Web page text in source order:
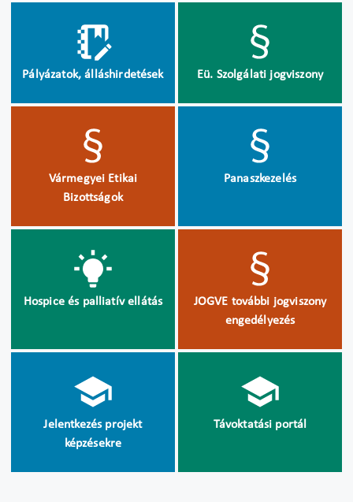
Pályázatok, álláshirdetések Eü. Szolgálati jogviszony
Vármegyei Etikai
Bizottságok
Panaszkezelés
Hospice és palliatív ellátás
JOGVE további jogviszony
engedélyezés
Jelentkezés projekt
képzésekre
Távoktatási portál